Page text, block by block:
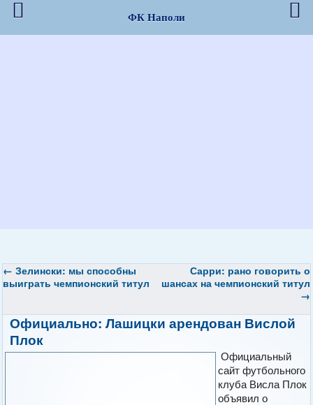
← Зелински: мы способны
выиграть чемпионский титул
Сарри: рано говорить о
шансах на чемпионский титул
→
Официально: Лашицки арендован Вислой
Плок
Официальный
сайт футбольного
клуба Висла Плок
объявил о
ФК Наполи